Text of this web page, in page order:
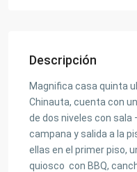
Descripción
Magnifica casa quinta
Chinauta, cuenta con
de dos niveles con sala
campana y salida a la
ellas en el primer piso,
quiosco con BBQ,